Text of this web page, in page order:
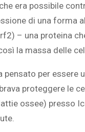
era possibile
di una forma
– una proteina
la massa delle
pensato per
proteggere le
ossee) presso